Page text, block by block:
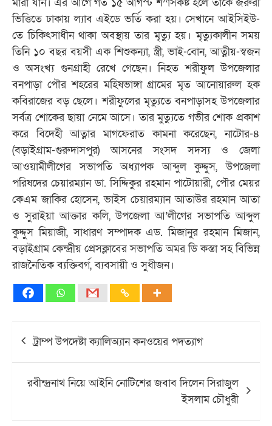
ভিত্তিতে ঢাকায় ল্যাব এইডে ভর্তি করা হয়। সেখানে আইসিইউ-
তে চিকিৎসাধীন থাকা অবস্থায় তার মৃত্যু হয়। মৃত্যুকালীন সময়
তিনি ১০ বছর বয়সী এক শিশুকন্যা, স্ত্রী, ভাই-বোন, আত্নীয়-স্বজন
ও অসংখ্য গুনগ্রাহী রেখে গেছেন। নিহত শরীফুল উপজেলার
বনপাড়া পৌর শহরের মহিষভাঙ্গা গ্রামের মৃত আনোয়ারুল হক
কবিরাজের বড় ছেলে। শরীফুলের মৃত্যুতে বনপাড়াসহ উপজেলার
সর্বত্র শোকের ছায়া নেমে আসে। তার মুত্যুতে গভীর শোক প্রকাশ
করে বিদেহী আত্নার মাগফেরাত কামনা করেছেন, নাটোর-৪
(বড়াইগ্রাম-গুরুদাসপুর) আসনের সংসদ সদস্য ও জেলা
আওয়ামীলীগের সভাপতি অধ্যাপক আব্দুল কুদ্দুস, উপজেলা
পরিষদের চেয়ারম্যান ডা. সিদ্দিকুর রহমান পাটোয়ারী, পৌর মেয়র
কেএম জাকির হোসেন, ভাইস চেয়ারম্যান আতাউর রহমান আতা
ও সুরাইয়া আক্তার কলি, উপজেলা আ’লীগের সভাপতি আব্দুল
কুদ্দুস মিয়াজী, সাধারণ সম্পাদক এড. মিজানুর রহমান মিজান,
বড়াইগ্রাম কেন্দ্রীয় প্রেসক্লাবের সভাপতি অমর ডি কস্তা সহ বিভিন্ন
রাজনৈতিক ব্যক্তিবর্গ, ব্যবসায়ী ও সুধীজন।
Post
navigation
ট্রাম্প উপদেষ্টা ক্যালিঅ্যান কনওয়ের পদত্যাগ
রবীন্দ্রনাথ নিয়ে আইনি নোটিশের জবাব দিলেন সিরাজুল
ইসলাম চৌধুরী